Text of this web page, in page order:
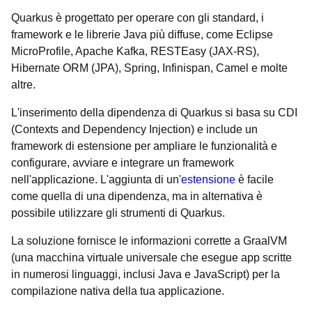
Quarkus è progettato per operare con gli standard, i
framework e le librerie Java più diffuse, come Eclipse
MicroProfile, Apache Kafka, RESTEasy (JAX-RS),
Hibernate ORM (JPA), Spring, Infinispan, Camel e molte
altre.
L'inserimento della dipendenza di Quarkus si basa su CDI
(Contexts and Dependency Injection) e include un
framework di estensione per ampliare le funzionalità e
configurare, avviare e integrare un framework
nell'applicazione. L'aggiunta di un'estensione è facile
come quella di una dipendenza, ma in alternativa è
possibile utilizzare gli strumenti di Quarkus.
La soluzione fornisce le informazioni corrette a GraalVM
(una macchina virtuale universale che esegue app scritte
in numerosi linguaggi, inclusi Java e JavaScript) per la
compilazione nativa della tua applicazione.